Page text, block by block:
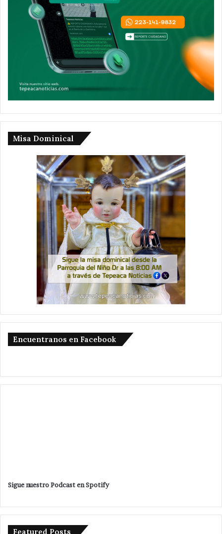
Misa Dominical
Encuentranos en Facebook
Sigue nuestro Podcast en Spotify
Featured Posts